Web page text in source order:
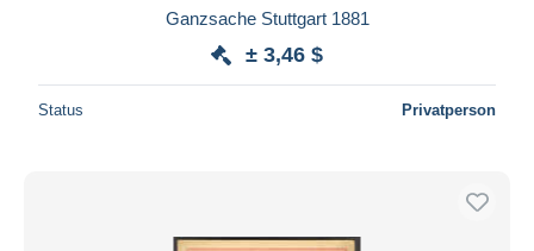
Ganzsache Stuttgart 1881
± 3,46 $
Status Privatperson